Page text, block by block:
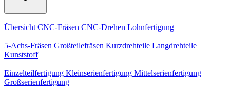
Übersicht CNC-Fräsen CNC-Drehen Lohnfertigung
5-Achs-Fräsen Großteilefräsen Kurzdrehteile Langdrehteile
Kunststoff
Einzelteilfertigung Kleinserienfertigung Mittelserienfertigung
Großserienfertigung